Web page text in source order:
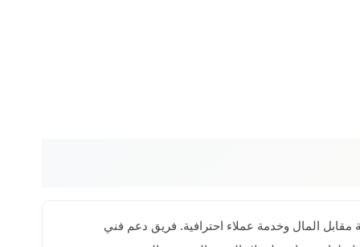
المال وخدمة عملاء احترافية. فريق دعم فني